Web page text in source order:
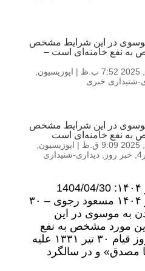
در این شرایط مشخص
به نفع خامنه‌ای است –
| اپوزیسیون
شنیداری خبری
در این شرایط مشخص
به نفع خامنه‌ای است
| اپوزیسیون
, خبر روز
دیداری-شنیداری
مسعود رجوی – ۳۰ تیر ۱۴۰۴: 1404/04/30
مسعود رجوی – ۳۰ تیر ۱۴۰۴ مسعود رجوی – ۳۰
زدن به موسوی در این
مورد مشخص به نفع
خامنه‌ای است در سالروز قیام ۳۰ تیر ۱۳۳۱ علیه
مصدق» و در سالگرد